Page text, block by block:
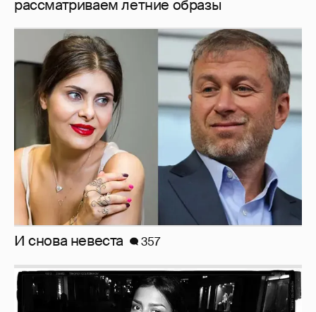
И снова невеста 357
Рублёвские дочки 187